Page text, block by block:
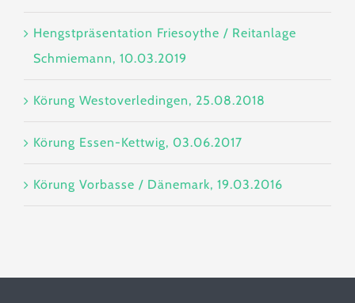
Hengstpräsentation Friesoythe / Reitanlage
Schmiemann, 10.03.2019
Körung Westoverledingen, 25.08.2018
Körung Essen-Kettwig, 03.06.2017
Körung Vorbasse / Dänemark, 19.03.2016